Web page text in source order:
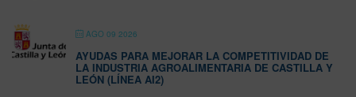
AGO 09 2026
AYUDAS PARA MEJORAR LA COMPETITIVIDAD DE
LA INDUSTRIA AGROALIMENTARIA DE CASTILLA Y
LEÓN (LÍNEA AI2)